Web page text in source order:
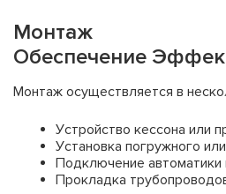
Монтаж
Обеспечение
Монтаж осуществляется в
Устройство кессона или
Установка погружного
Подключение автоматики
Прокладка